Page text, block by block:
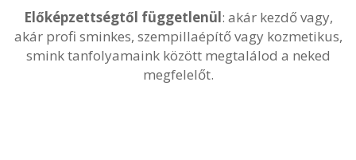
Előképzettségtől függetlenül: akár kezdő vagy,
akár profi sminkes, szempillaépítő vagy kozmetikus,
smink tanfolyamaink között megtalálod a neked
megfelelőt.